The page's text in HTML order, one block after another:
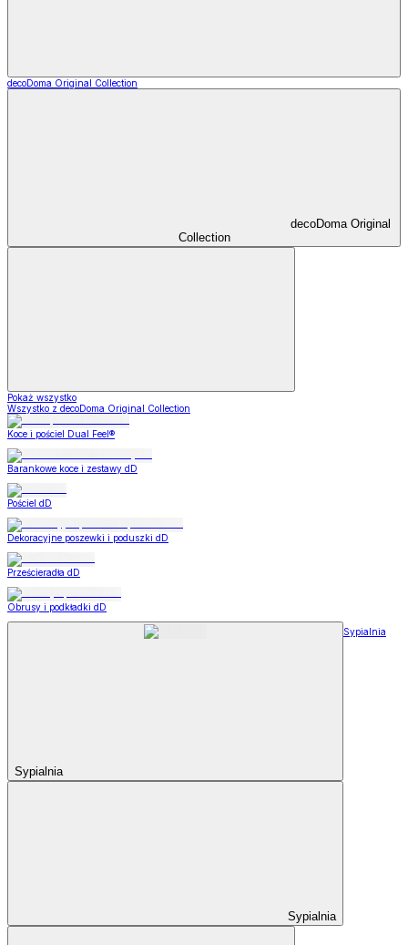
decoDoma Original Collection
decoDoma Original
Collection
Pokaż wszystko
Wszystko z decoDoma Original Collection
Koce i pościel Dual Feel®
Barankowe koce i zestawy dD
Pościel dD
Dekoracyjne poszewki i poduszki dD
Prześcieradła dD
Obrusy i podkładki dD
Sypialnia
Sypialnia
Sypialnia